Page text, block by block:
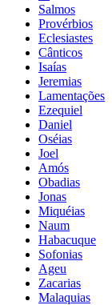
Salmos
Provérbios
Eclesiastes
Cânticos
Isaías
Jeremias
Lamentações
Ezequiel
Daniel
Oséias
Joel
Amós
Obadias
Jonas
Miquéias
Naum
Habacuque
Sofonias
Ageu
Zacarias
Malaquias